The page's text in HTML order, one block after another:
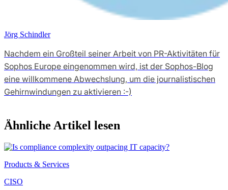
Jörg Schindler
Nachdem ein Großteil seiner Arbeit von PR-Aktivitäten für
Sophos Europe eingenommen wird, ist der Sophos-Blog
eine willkommene Abwechslung, um die journalistischen
Gehirnwindungen zu aktivieren :-)
Ähnliche Artikel lesen
Products & Services
CISO